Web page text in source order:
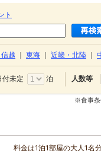
ト
越 東海 近畿・北陸
未定 泊 人数等
※食事条
料金は1泊1部屋の大人1名